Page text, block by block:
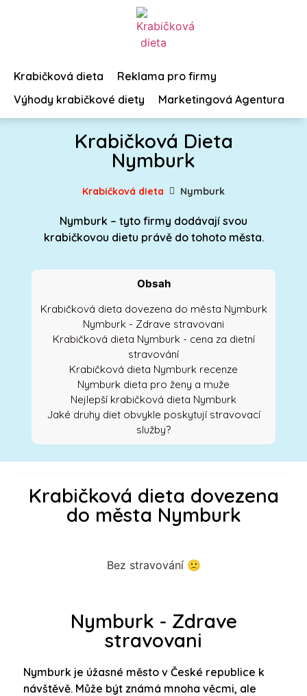
Krabičková dieta
Reklama pro firmy
Výhody krabičkové diety
Marketingová Agentura
Krabičková Dieta
Nymburk
Krabičková dieta Nymburk
Nymburk – tyto firmy dodávají svou
krabičkovou dietu právě do tohoto města.
Obsah
Krabičková dieta dovezena do města Nymburk
Nymburk - Zdrave stravovani
Krabičková dieta Nymburk - cena za dietní
stravování
Krabičková dieta Nymburk recenze
Nymburk dieta pro ženy a muže
Nejlepší krabičková dieta Nymburk
Jaké druhy diet obvykle poskytují stravovací
služby?
Krabičková dieta dovezena
do města Nymburk
Bez stravování 🙁
Nymburk - Zdrave
stravovani
Nymburk je úžasné město v České republice k
návštěvě. Může být známá mnoha věcmi, ale